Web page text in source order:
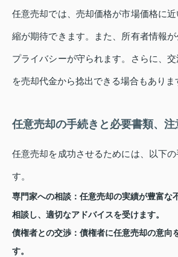
任意売却では、売却価格が市場価格に
縮が期待できます。また、所有者情報が
プライバシーが守られます。さらに、
を売却代金から捻出できる場合もありま
任意売却の手続きと必要書類、注
任意売却を成功させるためには、以下
す。
専門家への相談： 任意売却の実績が豊富な
相談し、適切なアドバイスを受けます。
債権者との交渉： 債権者に任意売却の意向
す。